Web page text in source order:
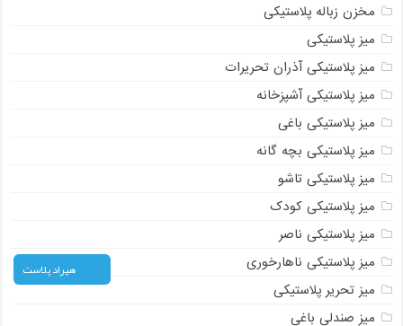
مخزن زباله پلاستیکی
میز پلاستیکی
میز پلاستیکی آذران تحریرات
میز پلاستیکی آشپزخانه
میز پلاستیکی باغی
میز پلاستیکی بچه گانه
میز پلاستیکی تاشو
میز پلاستیکی کودک
میز پلاستیکی ناصر
میز پلاستیکی ناهارخوری
میز تحریر پلاستیکی
میز صندلی باغی
هیراد پلاست